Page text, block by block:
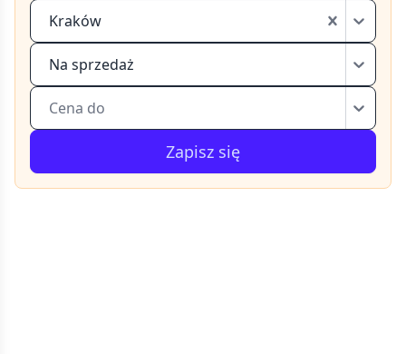
Kraków
Na sprzedaż
Cena do
Zapisz się